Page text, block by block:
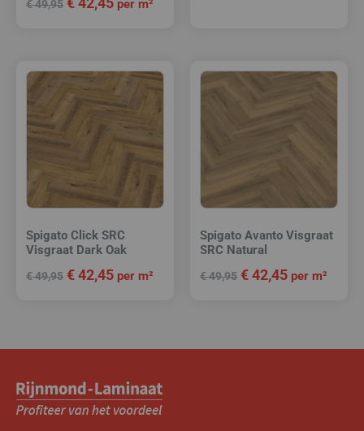
€49,95 per m²
Spigato Click SRC
Visgraat Dark Oak
€49,95 €42,45 per m²
Spigato Avanto Visgraat
SRC Natural
€49,95 €42,45 per m²